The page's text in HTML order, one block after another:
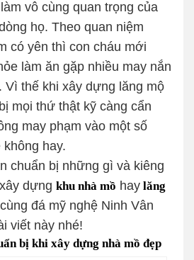
vô cùng quan trọng của
họ. Theo quan niệm
có yên thì con cháu mới
làm ăn gặp nhiều may nắn
Vì thế khi xây dựng lăng mộ
mọi thứ thật kỹ càng cẩn
may phạm vào một số
hay.
chuẩn bị những gì và kiêng
dựng khu nhà mồ hay lăng
đá mỹ nghệ Ninh Vân
viết này nhé!
bị khi xây dựng nhà mồ đẹp